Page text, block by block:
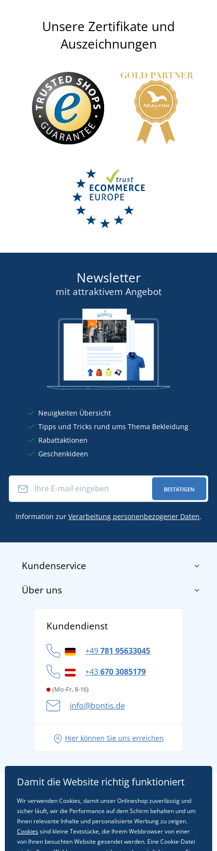
Unsere Zertifikate und
Auszeichnungen
Newsletter
mit attraktivem Angebot
Neuigkeiten Übersicht
Tipps und Tricks rund ums Thema Bekleidung
Rabattaktionen
Geschenkideen
BESTÄTIGEN
Information zur Verarbeitung personenbezogener Daten.
Kundenservice
Impressum
Versand und Zahlung
Datenschutz
Cookie-Richtlinie
Über uns
Für Unternehmen und Organisationen
Kundendienst
+49781 95633045
+43670 3085179
(Mo-Fr, 8-16)
info@bontis.de
Hier können Sie uns erreichen
Damit die Website richtig funktioniert
Wir verwenden Cookies, damit unser Onlineshop zuverlässig und
sicher läuft, wir die Performance auf dem Schirm behalten und um
Ihnen relevante Inhalte und personalisierte Werbung zu zeigen.
Cookiessind kleine Textstücke, die Ihrem Webbrowser von einer
von Ihnen besuchten Website gesendet werden. Eine Cookie-Datei